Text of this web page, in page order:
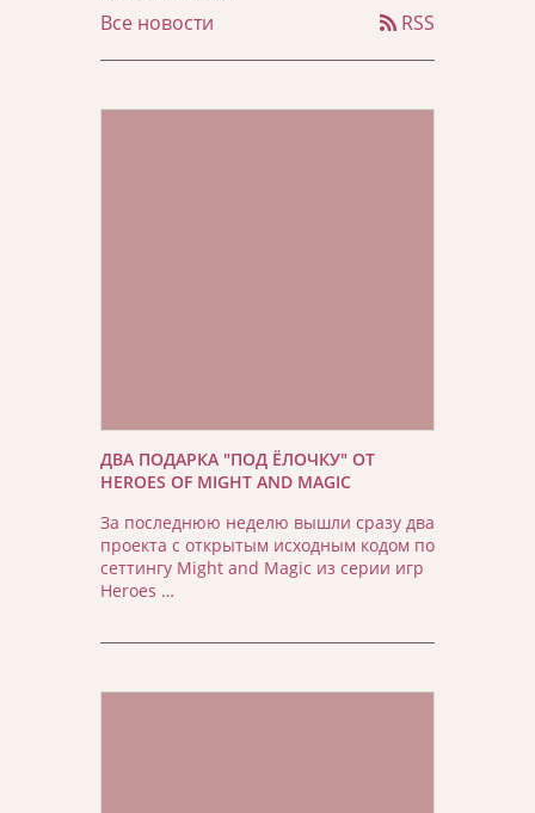
Все новости RSS
ДВА ПОДАРКА "ПОД ЁЛОЧКУ" ОТ
HEROES OF MIGHT AND MAGIC
За последнюю неделю вышли сразу два
проекта с открытым исходным кодом по
сеттингу Might and Magic из серии игр
Heroes …